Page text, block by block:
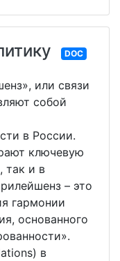
DOC
или связи
собой
в России.
ключевую
так и в
– это
гармонии
основанного
в